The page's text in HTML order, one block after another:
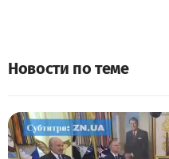
Новости по теме